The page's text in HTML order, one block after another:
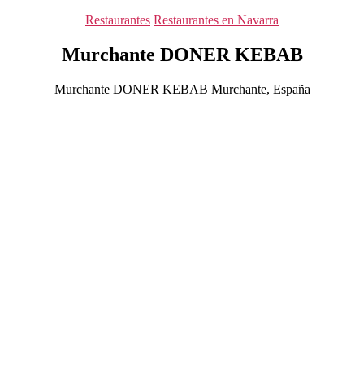
Categorías
Restaurantes Restaurantes en Navarra
Murchante DONER KEBAB
Murchante DONER KEBAB Murchante, España